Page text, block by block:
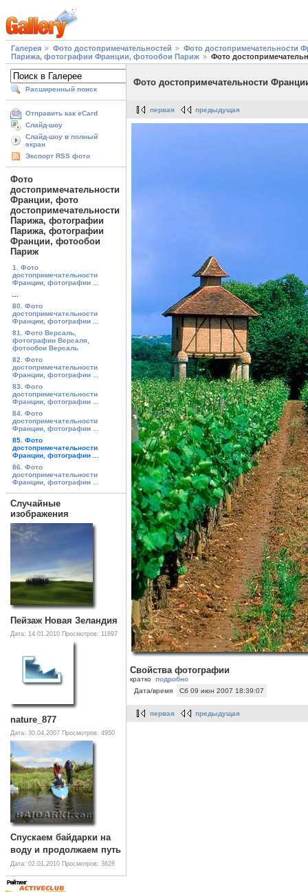
Галерея Фото достопримечательностей
Фото достопримечательности
Парижа, фотографии Франции, фотообои Париж
Фото
Расширенный поиск
Отправить как eCard
Слайд-шоу
Слайд-шоу в полный
экран
Экспорт RSS фото
Фото
достопримечательности
Франции, фото
достопримечательности
Парижа, фотографии
Парижа, фотографии
Франции, фотообои
Париж
1. Фото
достопримечательности
Франции, фотографии ...
80. Фото
достопримечательности
Франции, фотографии ...
81. Фото Версаль,
фотографии Версаля,
фотообои Версаль
82. Фото
достопримечательности
Франции, фотографии ...
83. Фото
достопримечательности
Франции, фотографии ...
84. Фото
достопримечательности
Франции, фотографии ...
85. Фото
достопримечательности
Франции, фотографии ...
86. Фото
достопримечательности
Франции, фотографии ...
Случайные
изображения
Пейзаж Новая Зеландия
Дата: 14.01.2010 Просмотров: 11697
nature_877
Дата: 30.04.2007 Просмотров: 4950
Спускаем байдарки на
воду и продолжаем путь
Дата: 02.01.2010 Просмотров: 3628
Фото достопримечательности
первая предыдущая
Свойства фотографии
кратко подробно
Дата/время
Сб 09 июн 2007 18:39:07
первая предыдущая